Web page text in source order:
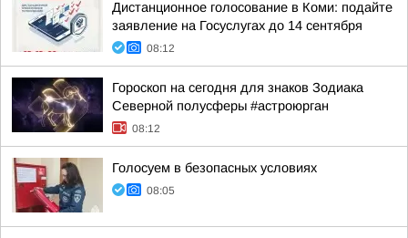
Дистанционное голосование в Коми: подайте
заявление на Госуслугах до 14 сентября
08:12
Гороскоп на сегодня для знаков Зодиака
Северной полусферы #астроюрган
08:12
Голосуем в безопасных условиях
08:05